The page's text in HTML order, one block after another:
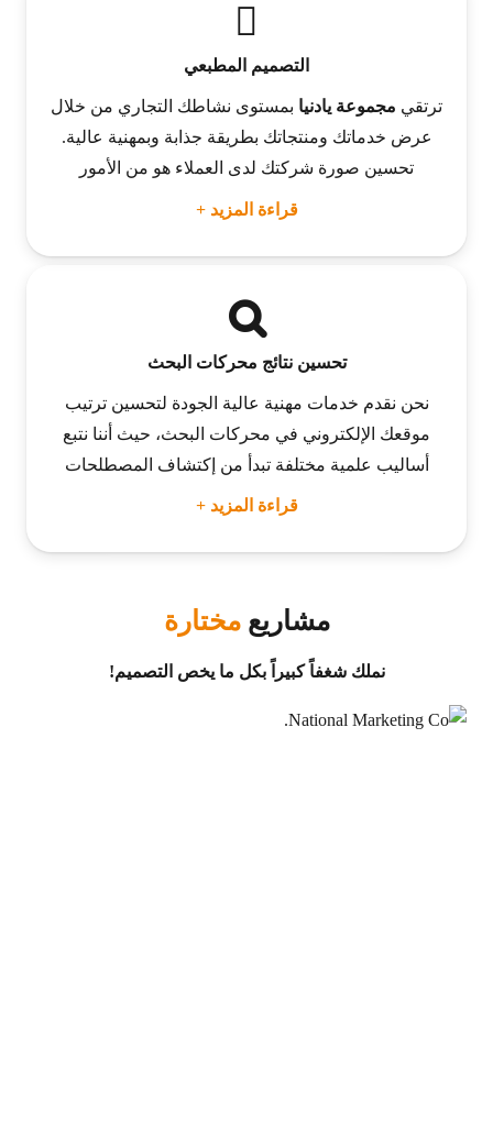
التصميم المطبعي
ترتقي مجموعة يادنيا بمستوى نشاطك التجاري من خلال
عرض خدماتك ومنتجاتك بطريقة جذابة وبمهنية عالية.
تحسين صورة شركتك لدى العملاء هو من الأمور
قراءة المزيد +
تحسين نتائج محركات البحث
نحن نقدم خدمات مهنية عالية الجودة لتحسين ترتيب
موقعك الإلكتروني في محركات البحث، حيث أننا نتبع
أساليب علمية مختلفة تبدأ من إكتشاف المصطلحات
قراءة المزيد +
مشاريعمختارة
نملك شغفاً كبيراً بكل ما يخص التصميم!